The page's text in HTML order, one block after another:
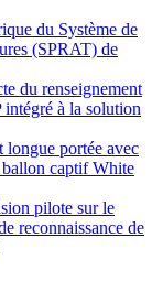
du Système de
(SPRAT) de
du renseignement
à la solution
portée avec
captif White
pilote sur le
reconnaissance de